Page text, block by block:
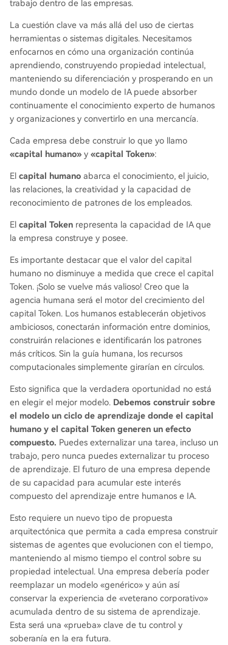
trabajo dentro de las empresas.
La cuestión clave va más allá del uso de ciertas
herramientas o sistemas digitales. Necesitamos
enfocarnos en cómo una organización continúa
aprendiendo, construyendo propiedad intelectual,
manteniendo su diferenciación y prosperando en un
mundo donde un modelo de IA puede absorber
continuamente el conocimiento experto de humanos
y organizaciones y convertirlo en una mercancía.
Cada empresa debe construir lo que yo llamo
«capital humano» y «capital Token»:
El capital humano abarca el conocimiento, el juicio,
las relaciones, la creatividad y la capacidad de
reconocimiento de patrones de los empleados.
El capital Token representa la capacidad de IA que
la empresa construye y posee.
Es importante destacar que el valor del capital
humano no disminuye a medida que crece el capital
Token. ¡Solo se vuelve más valioso! Creo que la
agencia humana será el motor del crecimiento del
capital Token. Los humanos establecerán objetivos
ambiciosos, conectarán información entre dominios,
construirán relaciones e identificarán los patrones
más críticos. Sin la guía humana, los recursos
computacionales simplemente girarían en círculos.
Esto significa que la verdadera oportunidad no está
en elegir el mejor modelo. Debemos construir sobre
el modelo un ciclo de aprendizaje donde el capital
humano y el capital Token generen un efecto
compuesto. Puedes externalizar una tarea, incluso un
trabajo, pero nunca puedes externalizar tu proceso
de aprendizaje. El futuro de una empresa depende
de su capacidad para acumular este interés
compuesto del aprendizaje entre humanos e IA.
Esto requiere un nuevo tipo de propuesta
arquitectónica que permita a cada empresa construir
sistemas de agentes que evolucionen con el tiempo,
manteniendo al mismo tiempo el control sobre su
propiedad intelectual. Una empresa debería poder
reemplazar un modelo «genérico» y aún así
conservar la experiencia de «veterano corporativo»
acumulada dentro de su sistema de aprendizaje.
Esta será una «prueba» clave de tu control y
soberanía en la era futura.